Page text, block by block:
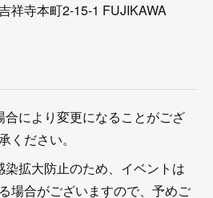
祥寺本町2-15-1 FUJIKAWA
により変更になることがござ
ください。
拡大防止のため、イベントは
場合がございますので、予めご